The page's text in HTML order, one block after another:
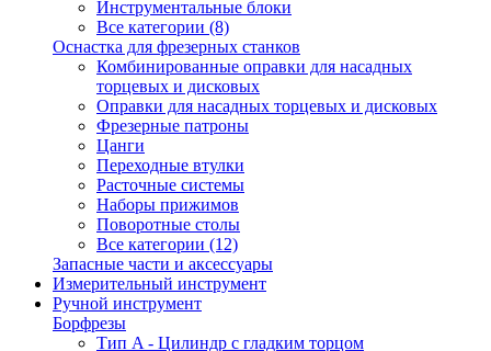
Инструментальные блоки
Все категории (8)
Оснастка для фрезерных станков
Комбинированные оправки для насадных
торцевых и дисковых
Оправки для насадных торцевых и дисковых
Фрезерные патроны
Цанги
Переходные втулки
Расточные системы
Наборы прижимов
Поворотные столы
Все категории (12)
Запасные части и аксессуары
Измерительный инструмент
Ручной инструмент
Борфрезы
Тип A - Цилиндр с гладким торцом